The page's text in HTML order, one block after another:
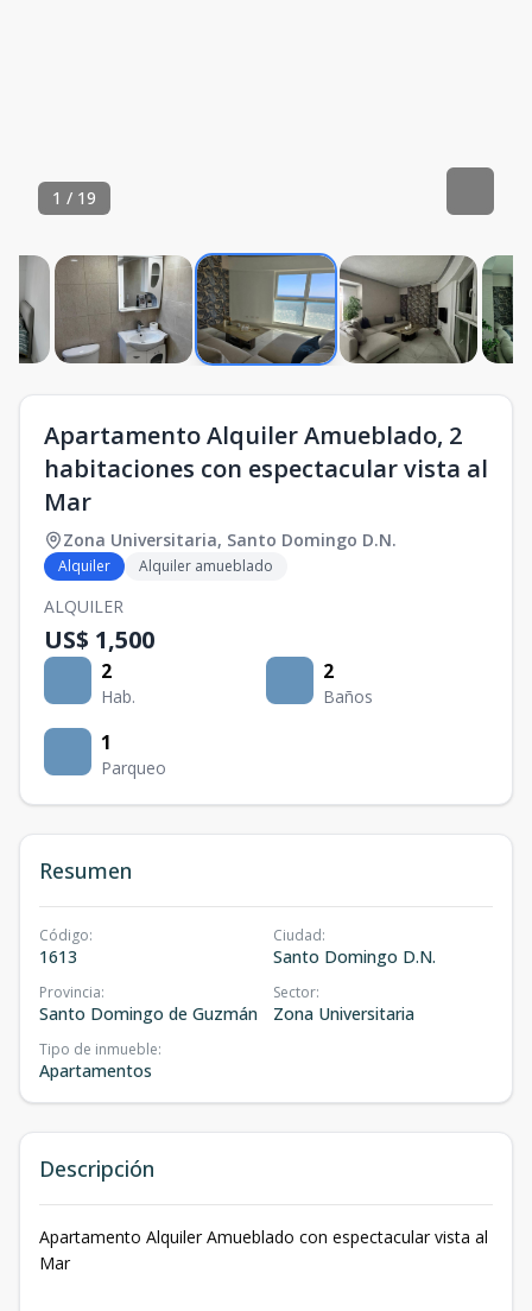
1 / 19
Apartamento Alquiler Amueblado, 2
habitaciones con espectacular vista al
Mar
Zona Universitaria, Santo Domingo D.N.
Alquiler Alquiler amueblado
ALQUILER
US$ 1,500
2
Hab.
2
Baños
1
Parqueo
Resumen
Código:
1613
Ciudad:
Santo Domingo D.N.
Provincia:
Santo Domingo de Guzmán
Sector:
Zona Universitaria
Tipo de inmueble:
Apartamentos
Descripción
Apartamento Alquiler Amueblado con espectacular vista al
Mar